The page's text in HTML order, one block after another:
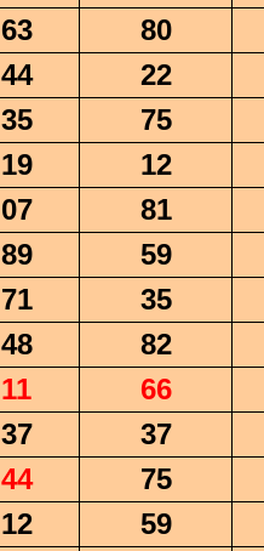
63 80
44 22
35 75
19 12
07 81
89 59
71 35
48 82
11 66
37 37
44 75
12 59